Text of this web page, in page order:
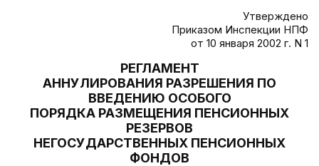
Утверждено
Приказом Инспекции НПФ
от 10 января 2002 г. N 1
РЕГЛАМЕНТ
АННУЛИРОВАНИЯ РАЗРЕШЕНИЯ ПО
ВВЕДЕНИЮ ОСОБОГО
ПОРЯДКА РАЗМЕЩЕНИЯ ПЕНСИОННЫХ
РЕЗЕРВОВ
НЕГОСУДАРСТВЕННЫХ ПЕНСИОННЫХ
ФОНДОВ